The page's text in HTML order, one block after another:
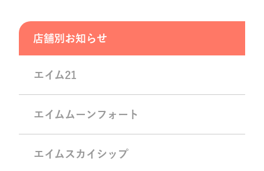
店舗別お知らせ
エイム21
エイムムーンフォート
エイムスカイシップ